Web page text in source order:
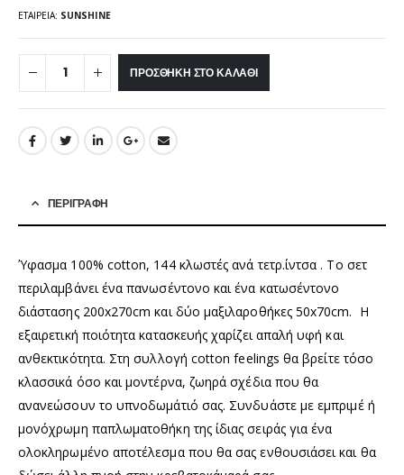
ΕΤΑΙΡΕΊΑ: SUNSHINE
ΠΡΟΣΘΉΚΗ ΣΤΟ ΚΑΛΆΘΙ
ΠΕΡΙΓΡΑΦΉ
Ύφασμα 100% cotton, 144 κλωστές ανά τετρ.ίντσα . Το σετ
περιλαμβάνει ένα πανωσέντονο και ένα κατωσέντονο
διάστασης 200x270cm και δύο μαξιλαροθήκες 50x70cm. Η
εξαιρετική ποιότητα κατασκευής χαρίζει απαλή υφή και
ανθεκτικότητα. Στη συλλογή cotton feelings θα βρείτε τόσο
κλασσικά όσο και μοντέρνα, ζωηρά σχέδια που θα
ανανεώσουν το υπνοδωμάτιό σας. Συνδυάστε με εμπριμέ ή
μονόχρωμη παπλωματοθήκη της ίδιας σειράς για ένα
ολοκληρωμένο αποτέλεσμα που θα σας ενθουσιάσει και θα